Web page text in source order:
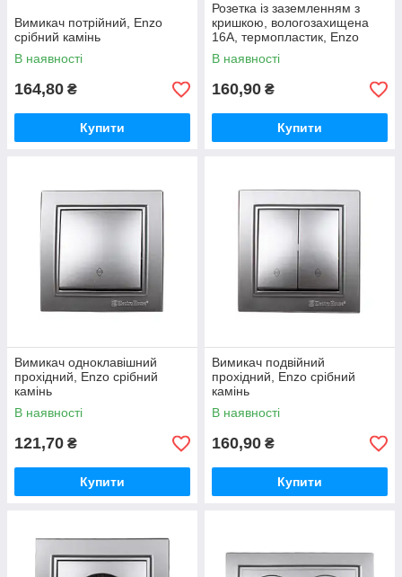
Вимикач потрійний, Enzo
срібний камінь
В наявності
164,80 ₴
Купити
Розетка із заземленням з
кришкою, вологозахищена
16А, термопластик, Enzo
срібний камінь
В наявності
160,90 ₴
Купити
Вимикач одноклавішний
прохідний, Enzo срібний
камінь
В наявності
121,70 ₴
Купити
Вимикач подвійний
прохідний, Enzo срібний
камінь
В наявності
160,90 ₴
Купити